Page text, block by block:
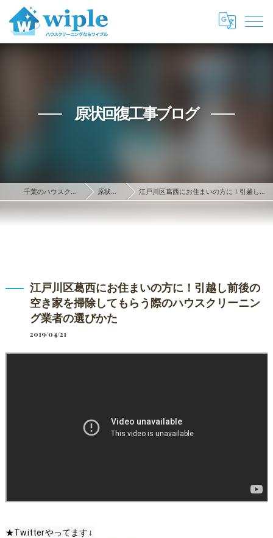
原状回復工事ブログ
千葉のハウスクリーニング・原状回復ならwiple 原状回復工事ブログ 江戸川区葛西にお住まいの方に！引越し前後の空き家を掃除してもらう際のハウスクリーニング業者の選びかた
江戸川区葛西にお住まいの方に！引越し前後の
空き家を掃除してもらう際のハウスクリーニン
グ業者の選びかた
2019/04/21
★Twitterやってます↓